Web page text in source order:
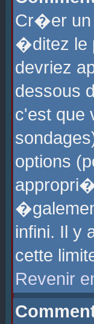
Cr�er un
�ditez le
devriez
dessous
c'est que
options
infini. Il y
cette
Revenir